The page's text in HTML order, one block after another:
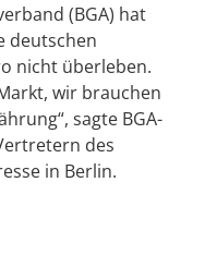
(BGA) hat
deutschen
nicht überleben.
wir brauchen
sagte BGA-
des
in Berlin.